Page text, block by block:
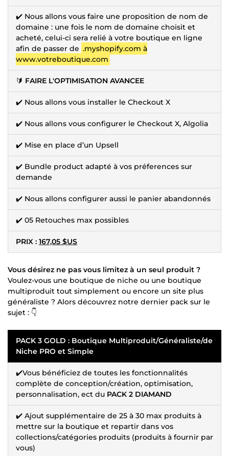
✔️ Nous allons vous faire une proposition de nom de
domaine : une fois le nom de domaine choisit et
acheté, celui-ci sera relié à votre boutique en ligne
afin de passer de .myshopify.com à
www.votreboutique.com
🔰 FAIRE L'OPTIMISATION AVANCEE
✔️ Nous allons vous installer le Checkout X
✔️ Nous allons vous configurer le Checkout X, Algolia
✔️ Mise en place d’un Upsell
✔️ Bundle product adapté à vos préferences sur
demande
✔️ Nous allons configurer aussi le panier abandonnés
✔️ 05 Retouches max possibles
PRIX : 167,05 $US
Vous désirez ne pas vous limitez à un seul produit ?
Voulez-vous une boutique de niche ou une boutique
multiproduit tout simplement ou encore un site plus
généraliste ? Alors découvrez notre dernier pack sur le
sujet : 👇
PACK 3 GOLD : Boutique Multiproduit/Généraliste/de
Niche PRO et Simple
✔️Vous bénéficiez de toutes les fonctionnalités
complète de conception/création, optimisation,
personnalisation, ect du PACK 2 DIAMAND
✔️ Ajout supplémentaire de 25 à 30 max produits à
mettre sur la boutique et repartir dans vos
collections/catégories produits (produits à fournir par
vous)